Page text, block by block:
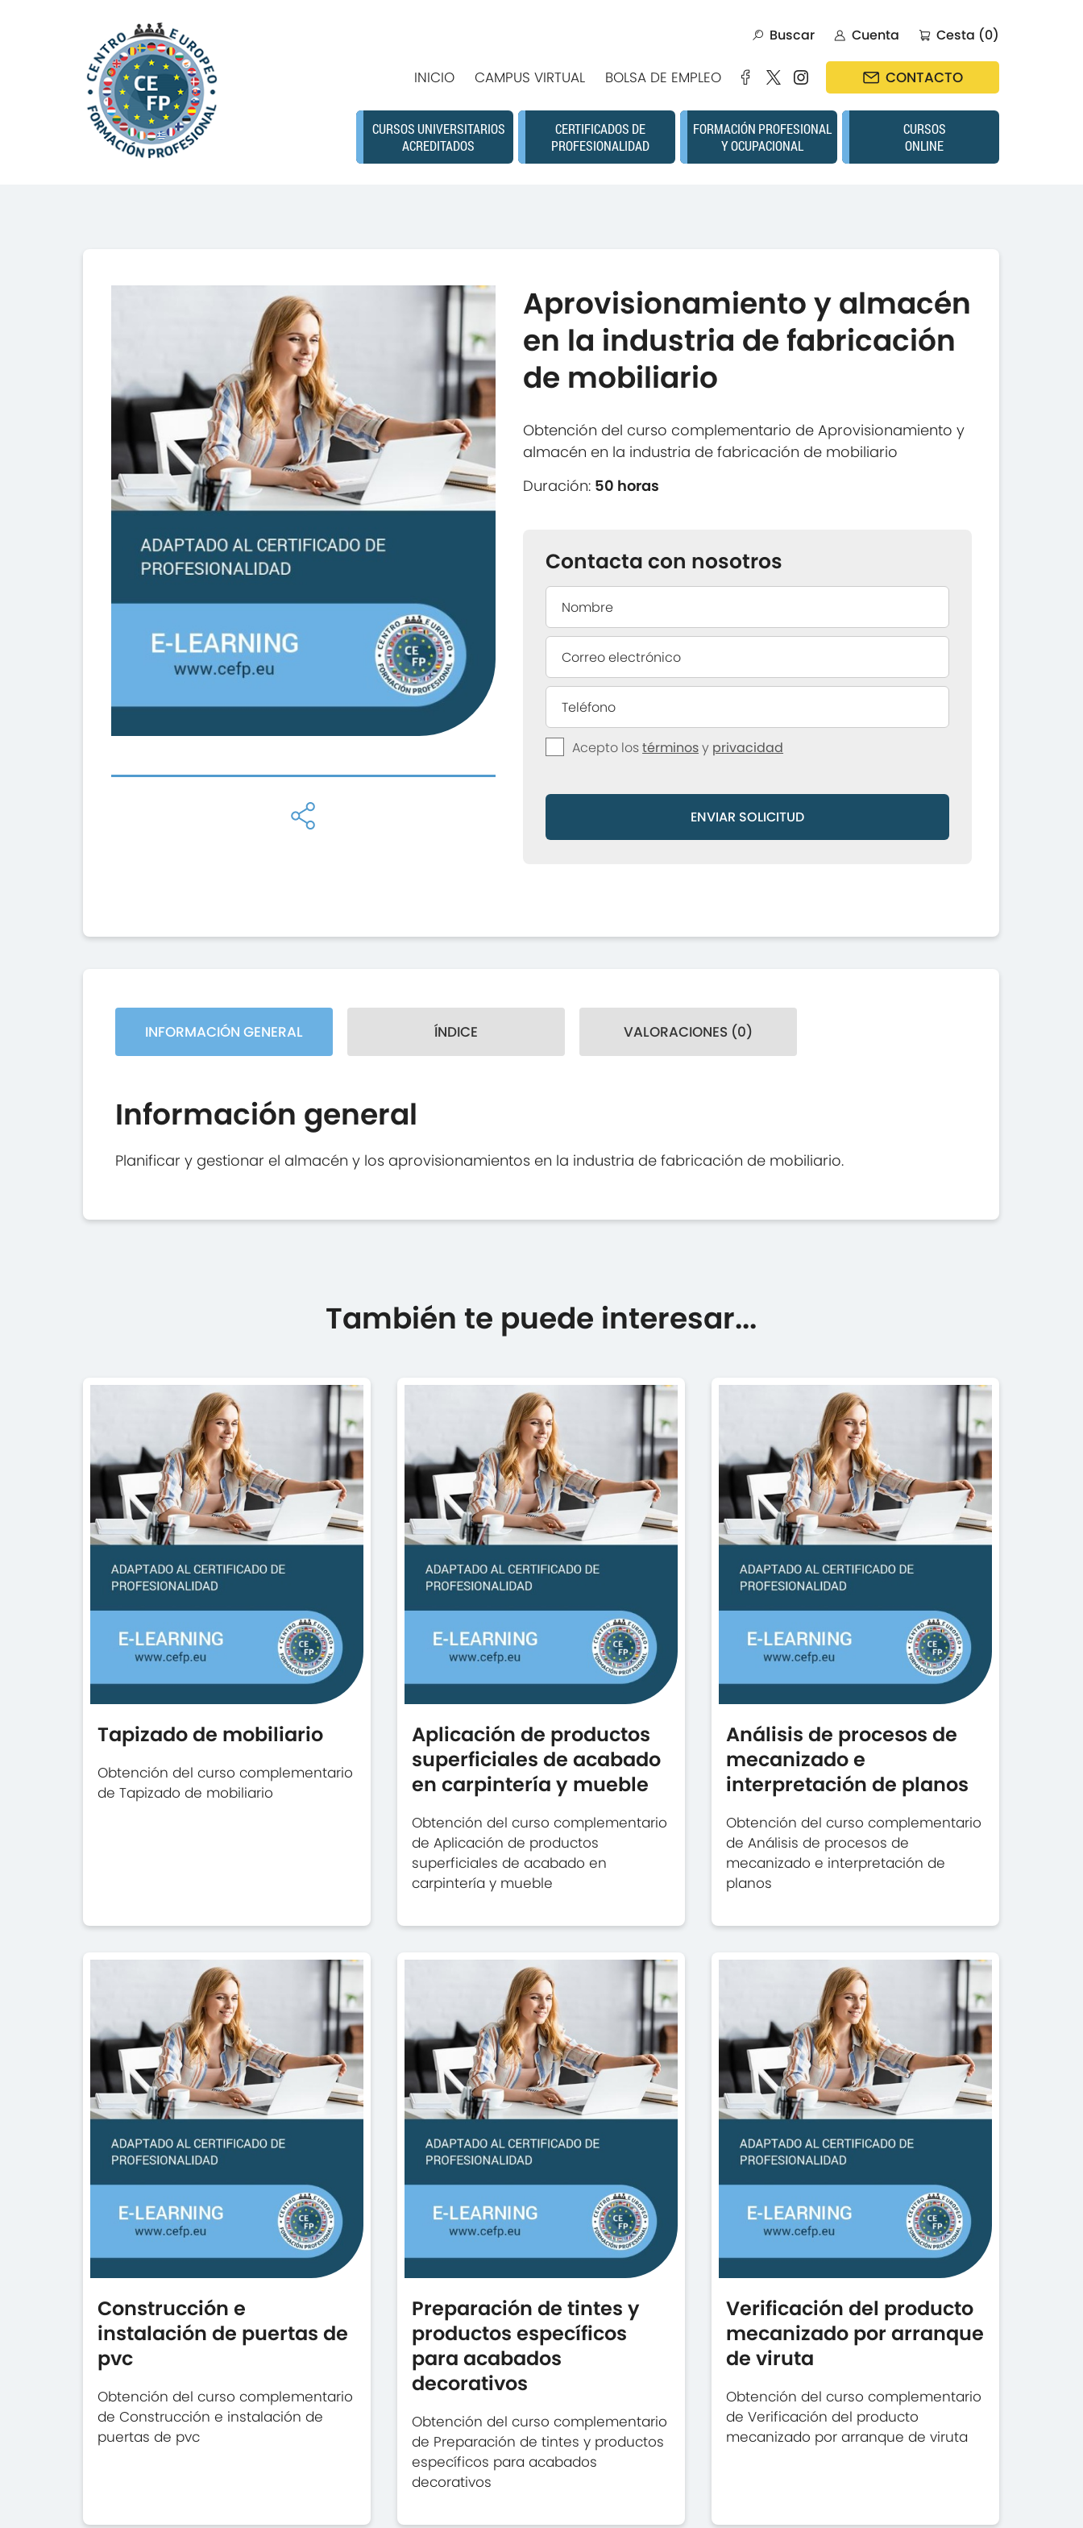
Buscar Cuenta Cesta (0)
INICIO CAMPUS VIRTUAL BOLSA DE EMPLEO CONTACTO
CURSOS UNIVERSITARIOS
ACREDITADOS
CERTIFICADOS DE
PROFESIONALIDAD
FORMACIÓN PROFESIONAL
Y OCUPACIONAL
CURSOS
ONLINE
Aprovisionamiento y almacén
en la industria de fabricación
de mobiliario
Obtención del curso complementario de Aprovisionamiento y
almacén en la industria de fabricación de mobiliario
Duración: 50 horas
Contacta con nosotros
Acepto lostérminosy privacidad
ENVIAR SOLICITUD
INFORMACIÓN GENERAL ÍNDICE VALORACIONES (0)
Información general
Planificar y gestionar el almacén y los aprovisionamientos en la industria de fabricación de mobiliario.
También te puede interesar...
Tapizado de mobiliario
Obtención del curso complementario
de Tapizado de mobiliario
Aplicación de productos
superficiales de acabado
en carpintería y mueble
Obtención del curso complementario
de Aplicación de productos
superficiales de acabado en
carpintería y mueble
Análisis de procesos de
mecanizado e
interpretación de planos
Obtención del curso complementario
de Análisis de procesos de
mecanizado e interpretación de
planos
Construcción e
instalación de puertas de
pvc
Obtención del curso complementario
de Construcción e instalación de
puertas de pvc
Preparación de tintes y
productos específicos
para acabados
decorativos
Obtención del curso complementario
de Preparación de tintes y productos
específicos para acabados
decorativos
Verificación del producto
mecanizado por arranque
de viruta
Obtención del curso complementario
de Verificación del producto
mecanizado por arranque de viruta